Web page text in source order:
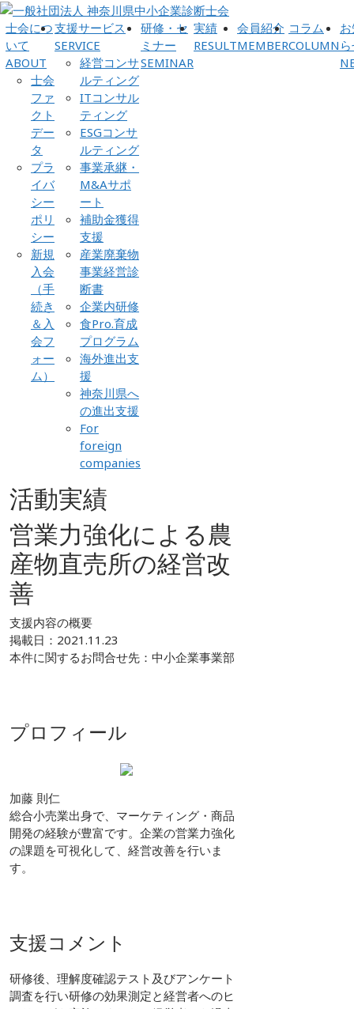
士会につ
いて
ABOUT
士会
ファ
クト
デー
タ
プラ
イバ
シー
ポリ
シー
新規
入会
（手
続き
＆入
会フ
ォー
ム）
支援サービス
SERVICE
経営コンサ
ルティング
ITコンサル
ティング
ESGコンサ
ルティング
事業承継・
M&Aサポ
ート
補助金獲得
支援
産業廃棄物
事業経営診
断書
企業内研修
食Pro.育成
プログラム
海外進出支
援
神奈川県へ
の進出支援
For
foreign
companies
研修・セ
ミナー
SEMINAR
実績
RESULT
会員紹介
MEMBER
コラム
COLUMN
活動実績
営業力強化による農
産物直売所の経営改
善
支援内容の概要
掲載日： 2021.11.23
本件に関するお問合せ先：中小企業事業部
プロフィール
加藤 則仁
総合小売業出身で、マーケティング・商品
開発の経験が豊富です。企業の営業力強化
の課題を可視化して、経営改善を行いま
す。
支援コメント
研修後、理解度確認テスト及びアンケート
調査を行い研修の効果測定と経営者へのヒ